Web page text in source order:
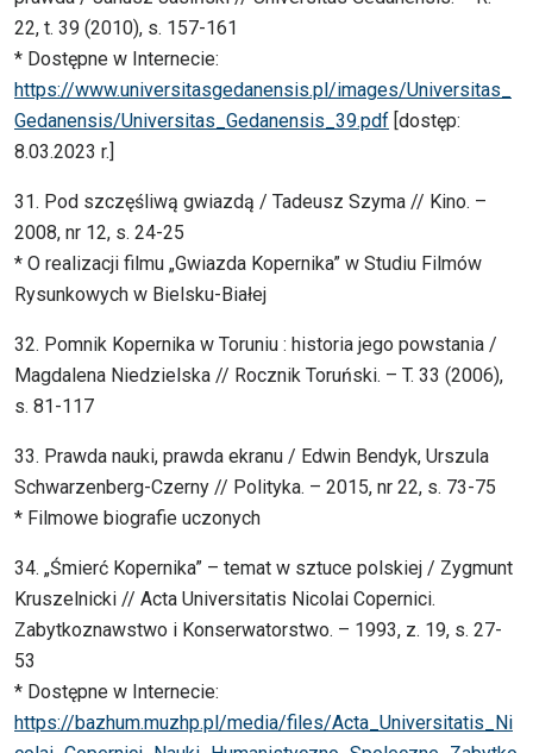
22, t. 39 (2010), s. 157-161
* Dostępne w Internecie:
https://www.universitasgedanensis.pl/images/Universitas_
Gedanensis/Universitas_Gedanensis_39.pdf [dostęp:
8.03.2023 r.]
31. Pod szczęśliwą gwiazdą / Tadeusz Szyma // Kino. –
2008, nr 12, s. 24-25
* O realizacji filmu „Gwiazda Kopernika” w Studiu Filmów
Rysunkowych w Bielsku-Białej
32. Pomnik Kopernika w Toruniu : historia jego powstania /
Magdalena Niedzielska // Rocznik Toruński. – T. 33 (2006),
s. 81-117
33. Prawda nauki, prawda ekranu / Edwin Bendyk, Urszula
Schwarzenberg-Czerny // Polityka. – 2015, nr 22, s. 73-75
* Filmowe biografie uczonych
34. „Śmierć Kopernika” – temat w sztuce polskiej / Zygmunt
Kruszelnicki // Acta Universitatis Nicolai Copernici.
Zabytkoznawstwo i Konserwatorstwo. – 1993, z. 19, s. 27-
53
* Dostępne w Internecie:
https://bazhum.muzhp.pl/media/files/Acta_Universitatis_Ni